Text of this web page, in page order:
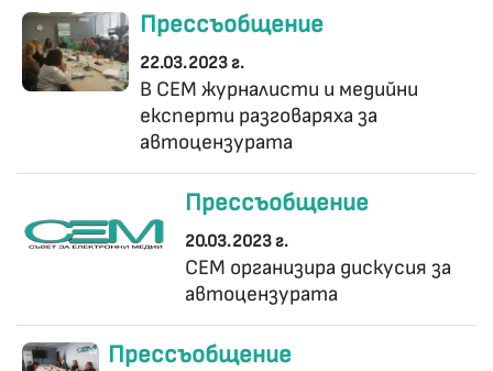
Прессъобщение
22.03.2023 г.
В СЕМ журналисти и медийни
експерти разговаряха за
автоцензурата
Прессъобщение
20.03.2023 г.
СЕМ организира дискусия за
автоцензурата
Прессъобщение